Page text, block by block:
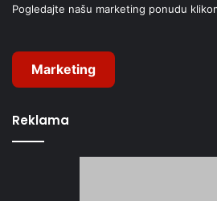
Pogledajte našu marketing ponudu
Marketing
Reklama